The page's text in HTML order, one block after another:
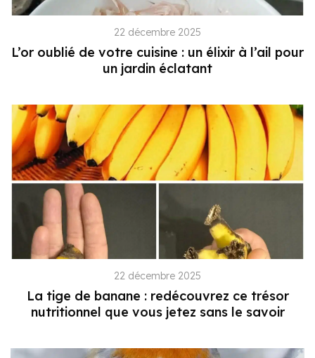
22 décembre 2025
L’or oublié de votre cuisine : un élixir à l’ail pour
un jardin éclatant
22 décembre 2025
La tige de banane : redécouvrez ce trésor
nutritionnel que vous jetez sans le savoir